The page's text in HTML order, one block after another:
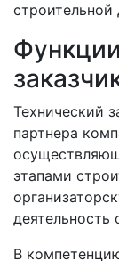
строительной
Технический
партнера
этапами
В